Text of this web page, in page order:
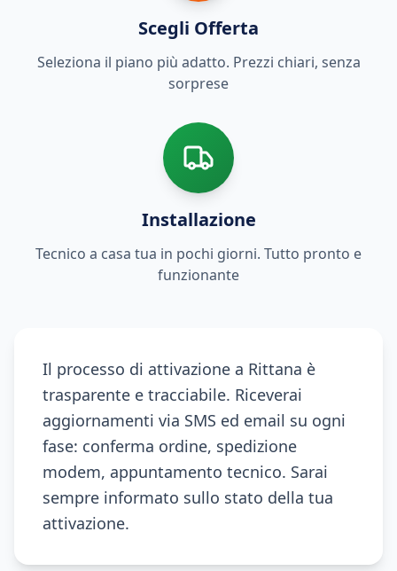
Scegli Offerta
Seleziona il piano più adatto. Prezzi chiari, senza
sorprese
Installazione
Tecnico a casa tua in pochi giorni. Tutto pronto e
funzionante
Il processo di attivazione a Rittana è
trasparente e tracciabile. Riceverai
aggiornamenti via SMS ed email su ogni
fase: conferma ordine, spedizione
modem, appuntamento tecnico. Sarai
sempre informato sullo stato della tua
attivazione.